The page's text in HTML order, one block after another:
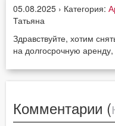
05.08.2025 › Категория:
Татьяна
Здравствуйте, хотим
на долгосрочную
Комментарии (